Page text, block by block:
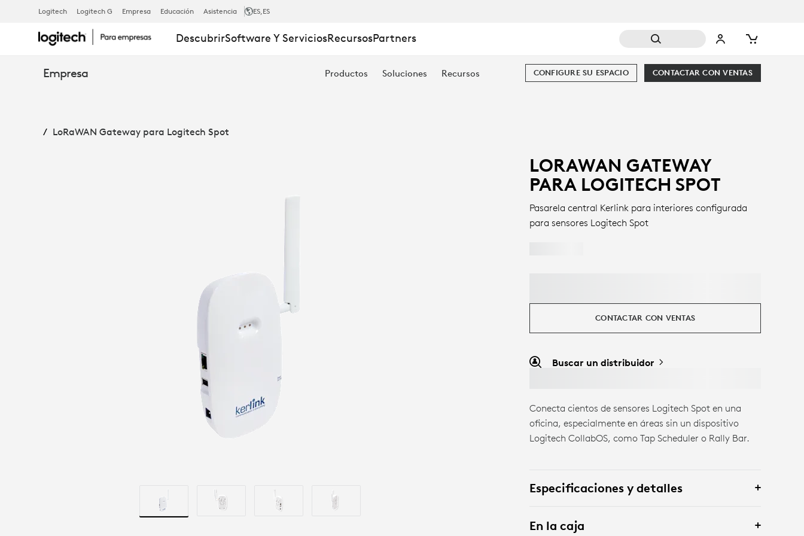
LORAWAN
GATEWAY
PARA
Logitech Logitech G Empresa Educación Asistencia ES,ES
DescubrirSoftware Y ServiciosRecursosPartners
Empresa Productos Soluciones Recursos CONTACTAR CON VENTAS
CONFIGURE SU ESPACIO
LoRaWAN Gateway para Logitech Spot
LORAWAN GATEWAY
PARA LOGITECH SPOT
Pasarela central Kerlink para interiores configurada
para sensores Logitech Spot
CONTACTAR CON VENTAS
Buscar un distribuidor
Conecta cientos de sensores Logitech Spot en una
oficina, especialmente en áreas sin un dispositivo
Logitech CollabOS, como Tap Scheduler o Rally Bar.
Especificaciones y detalles
En la caja